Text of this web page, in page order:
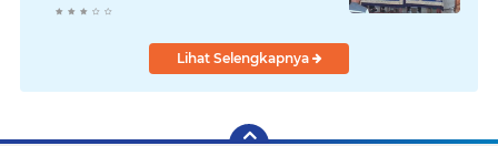
Lihat Selengkapnya